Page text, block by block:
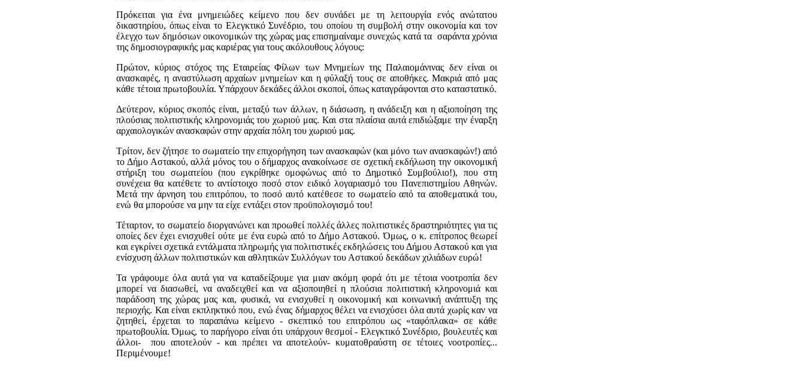
Πρόκειται για ένα μνημειώδες κείμενο που δεν συνάδει με τη λειτουργία ενός ανώτατου
δικαστηρίου, όπως είναι το Ελεγκτικό Συνέδριο, του οποίου τη συμβολή στην οικονομία και τον
έλεγχο των δημόσιων οικονομικών της χώρας μας επισημαίναμε συνεχώς κατά τα σαράντα χρόνια
της δημοσιογραφικής μας καριέρας για τους ακόλουθους λόγους:
Πρώτον, κύριος στόχος της Εταιρείας Φίλων των Μνημείων της Παλαιομάνινας δεν είναι οι
ανασκαφές, η αναστύλωση αρχαίων μνημείων και η φύλαξή τους σε αποθήκες. Μακριά από μας
κάθε τέτοια πρωτοβουλία. Υπάρχουν δεκάδες άλλοι σκοποί, όπως καταγράφονται στο καταστατικό.
Δεύτερον, κύριος σκοπός είναι, μεταξύ των άλλων, η διάσωση, η ανάδειξη και η αξιοποίηση της
πλούσιας πολιτιστικής κληρονομιάς του χωριού μας. Και στα πλαίσια αυτά επιδιώξαμε την έναρξη
αρχαιολογικών ανασκαφών στην αρχαία πόλη του χωριού μας.
Τρίτον, δεν ζήτησε το σωματείο την επιχορήγηση των ανασκαφών (και μόνο των ανασκαφών!) από
το Δήμο Αστακού, αλλά μόνος του ο δήμαρχος ανακοίνωσε σε σχετική εκδήλωση την οικονομική
στήριξη του σωματείου (που εγκρίθηκε ομοφώνως από το Δημοτικό Συμβούλιο!), που στη
συνέχεια θα κατέθετε το αντίστοιχο ποσό στον ειδικό λογαριασμό του Πανεπιστημίου Αθηνών.
Μετά την άρνηση του επιτρόπου, το ποσό αυτό κατέθεσε το σωματείο από τα αποθεματικά του,
ενώ θα μπορούσε να μην τα είχε εντάξει στον προϋπολογισμό του!
Τέταρτον, το σωματείο διοργανώνει και προωθεί πολλές άλλες πολιτιστικές δραστηριότητες για τις
οποίες δεν έχει ενισχυθεί ούτε με ένα ευρώ από το Δήμο Αστακού. Όμως, ο κ. επίτροπος θεωρεί
και εγκρίνει σχετικά εντάλματα πληρωμής για πολιτιστικές εκδηλώσεις του Δήμου Αστακού και για
ενίσχυση άλλων πολιτιστικών και αθλητικών Συλλόγων του Αστακού δεκάδων χιλιάδων ευρώ!
Τα γράφουμε όλα αυτά για να καταδείξουμε για μιαν ακόμη φορά ότι με τέτοια νοοτροπία δεν
μπορεί να διασωθεί, να αναδειχθεί και να αξιοποιηθεί η πλούσια πολιτιστική κληρονομιά και
παράδοση της χώρας μας και, φυσικά, να ενισχυθεί η οικονομική και κοινωνική ανάπτυξη της
περιοχής. Και είναι εκπληκτικό που, ενώ ένας δήμαρχος θέλει να ενισχύσει όλα αυτά χωρίς καν να
ζητηθεί, έρχεται το παραπάνω κείμενο - σκεπτικό του επιτρόπου ως «ταφόπλακα» σε κάθε
πρωτοβουλία. Όμως, το παρήγορο είναι ότι υπάρχουν θεσμοί - Ελεγκτικό Συνέδριο, βουλευτές και
άλλοι- που αποτελούν - και πρέπει να αποτελούν- κυματοθραύστη σε τέτοιες νοοτροπίες...
Περιμένουμε!